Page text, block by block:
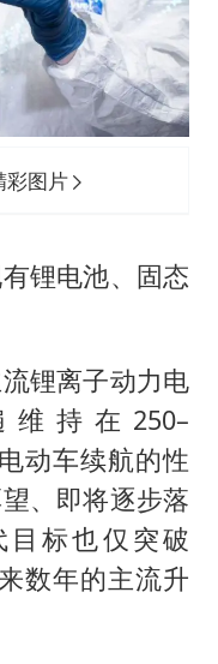
彩图片
锂电池、固态
锂离子动力电
持在250–
动车续航的性
、即将逐步落
标也仅突破
数年的主流升